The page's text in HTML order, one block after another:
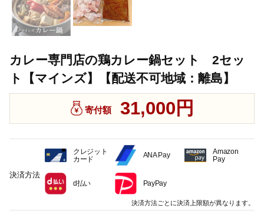
カレー専門店の鶏カレー鍋セット 2セッ
ト【マインズ】【配送不可地域：離島】
寄付額 31,000円
決済方法
クレジット
カード
ANA Pay
Amazon
Pay
d払い PayPay
決済方法ごとに決済上限額が異なります。